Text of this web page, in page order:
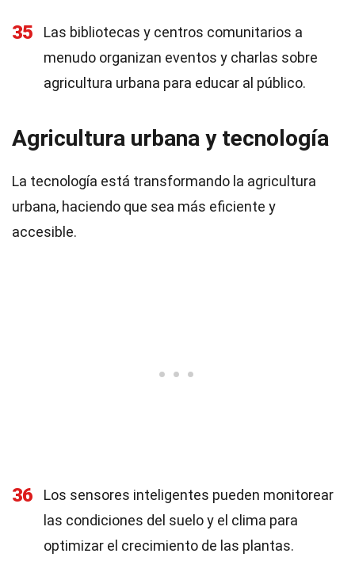
35
Las bibliotecas y centros comunitarios a
menudo organizan eventos y charlas sobre
agricultura urbana para educar al público.
Agricultura urbana y tecnología
La tecnología está transformando la agricultura
urbana, haciendo que sea más eficiente y
accesible.
36
Los sensores inteligentes pueden monitorear
las condiciones del suelo y el clima para
optimizar el crecimiento de las plantas.